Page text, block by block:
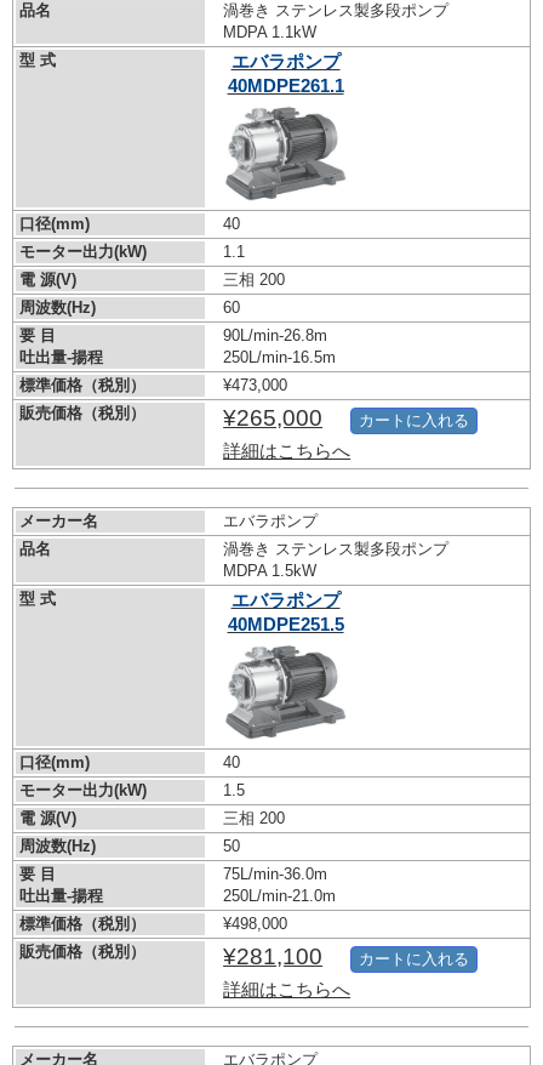
品名
渦巻き ステンレス製多段ポンプ
MDPA 1.1kW
型 式
エバラポンプ
40MDPE261.1
口径(mm)
40
モーター出力(kW)
1.1
電 源(V)
三相 200
周波数(Hz)
60
要 目
吐出量-揚程
90L/min-26.8m
250L/min-16.5m
標準価格（税別）
¥473,000
販売価格（税別）
¥265,000
詳細はこちらへ
カートに入れる
メーカー名
エバラポンプ
品名
渦巻き ステンレス製多段ポンプ
MDPA 1.5kW
型 式
エバラポンプ
40MDPE251.5
口径(mm)
40
モーター出力(kW)
1.5
電 源(V)
三相 200
周波数(Hz)
50
要 目
吐出量-揚程
75L/min-36.0m
250L/min-21.0m
標準価格（税別）
¥498,000
販売価格（税別）
¥281,100
詳細はこちらへ
カートに入れる
メーカー名 エバラポンプ